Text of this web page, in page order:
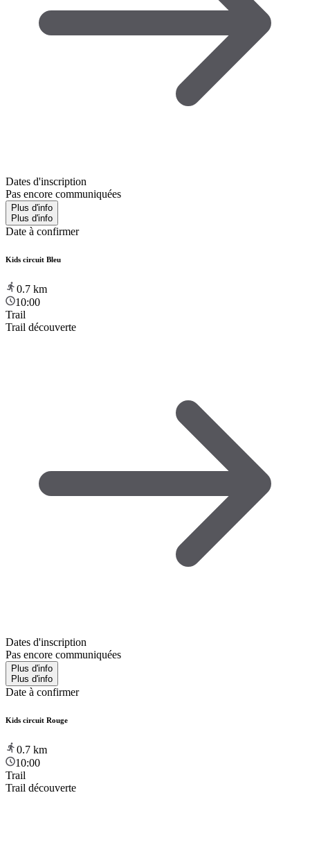
Dates d'inscription
Pas encore communiquées
Plus d'info
Plus d'info
Date à confirmer
Kids circuit Bleu
0.7 km
10:00
Trail
Trail découverte
Dates d'inscription
Pas encore communiquées
Plus d'info
Plus d'info
Date à confirmer
Kids circuit Rouge
0.7 km
10:00
Trail
Trail découverte